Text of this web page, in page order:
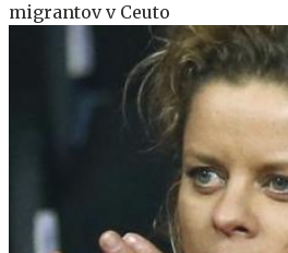
migrantov v Ceuto